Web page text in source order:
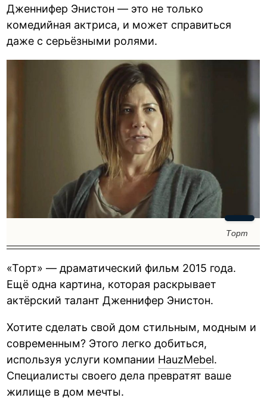
Дженнифер Энистон — это не только
комедийная актриса, и может справиться
даже с серьёзными ролями.
Торт
«Торт» — драматический фильм 2015 года.
Ещё одна картина, которая раскрывает
актёрский талант Дженнифер Энистон.
Хотите сделать свой дом стильным, модным и
современным? Этого легко добиться,
используя услуги компании HauzMebel.
Специалисты своего дела превратят ваше
жилище в дом мечты.